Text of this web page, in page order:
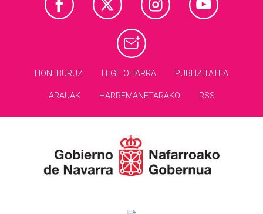
HONI BURUZ LEGE OHARRA PUBLIZITATEA
ARAUAK HARREMANETARAKO RSS